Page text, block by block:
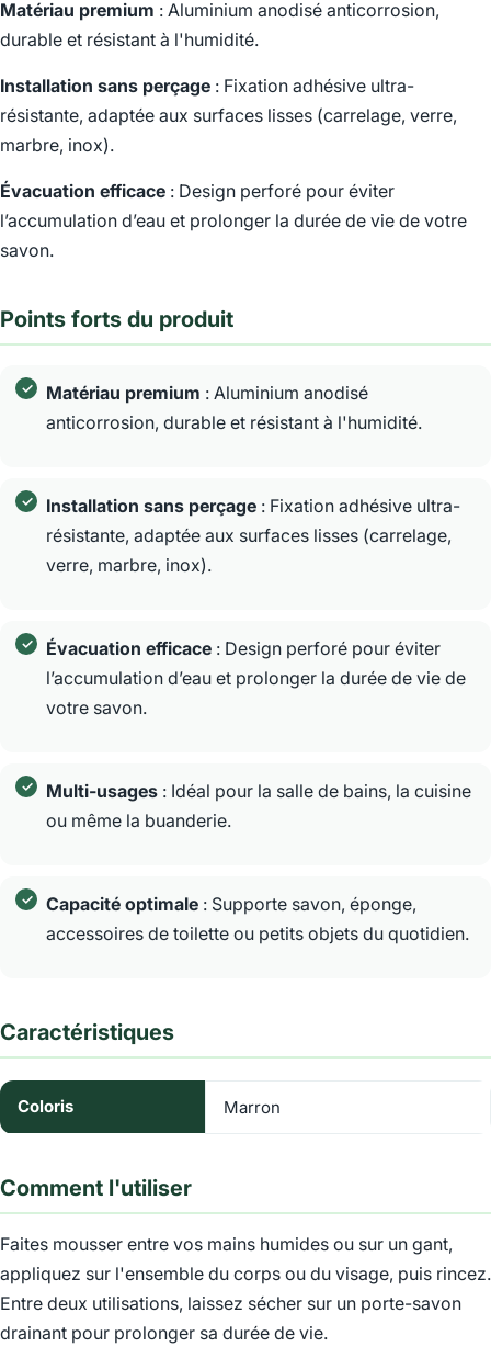
Matériau premium : Aluminium anodisé anticorrosion,
durable et résistant à l'humidité.
Installation sans perçage : Fixation adhésive ultra-
résistante, adaptée aux surfaces lisses (carrelage, verre,
marbre, inox).
Évacuation efficace : Design perforé pour éviter
l’accumulation d’eau et prolonger la durée de vie de votre
savon.
Points forts du produit
Matériau premium : Aluminium anodisé
anticorrosion, durable et résistant à l'humidité.
Installation sans perçage : Fixation adhésive ultra-
résistante, adaptée aux surfaces lisses (carrelage,
verre, marbre, inox).
Évacuation efficace : Design perforé pour éviter
l’accumulation d’eau et prolonger la durée de vie de
votre savon.
Multi-usages : Idéal pour la salle de bains, la cuisine
ou même la buanderie.
Capacité optimale : Supporte savon, éponge,
accessoires de toilette ou petits objets du quotidien.
Caractéristiques
Coloris Marron
Comment l'utiliser
Faites mousser entre vos mains humides ou sur un gant,
appliquez sur l'ensemble du corps ou du visage, puis rincez.
Entre deux utilisations, laissez sécher sur un porte-savon
drainant pour prolonger sa durée de vie.